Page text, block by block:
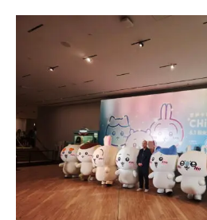
NOW
多圖分享｜CHIIKAWA ARTIVERSE 特
馬！
2026
年 8
月 2
日
香
港
愛